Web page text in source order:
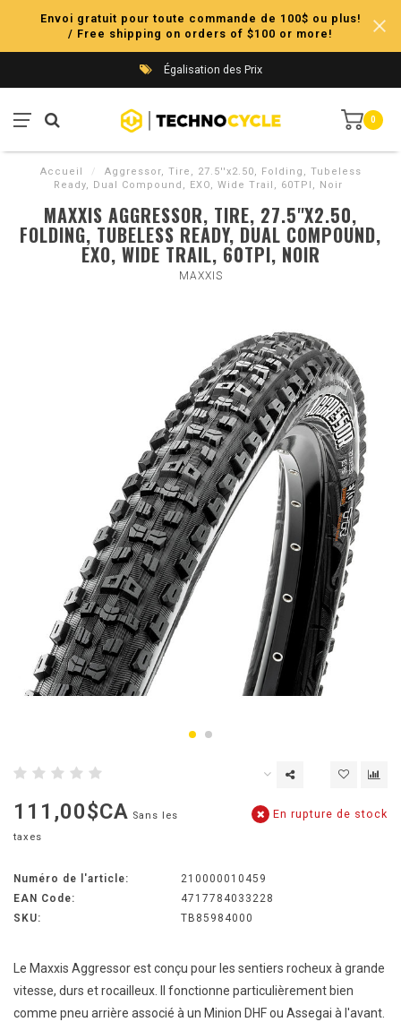
Envoi gratuit pour toute commande de 100$ ou plus!
/ Free shipping on orders of $100 or more!
Égalisation des Prix
0
Accueil /
Aggressor, Tire, 27.5''x2.50, Folding, Tubeless
Ready, Dual Compound, EXO, Wide Trail, 60TPI, Noir
MAXXIS AGGRESSOR, TIRE, 27.5''X2.50,
FOLDING, TUBELESS READY, DUAL COMPOUND,
EXO, WIDE TRAIL, 60TPI, NOIR
MAXXIS
111,00$CA Sans les
taxes
En rupture de stock
Numéro de l'article:
210000010459
EAN Code:
4717784033228
SKU:
TB85984000
Le Maxxis Aggressor est conçu pour les sentiers rocheux à grande
vitesse, durs et rocailleux. Il fonctionne particulièrement bien
comme pneu arrière associé à un Minion DHF ou Assegai à l'avant.